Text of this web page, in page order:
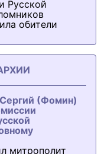
Русской
обители
(Фомин)
митрополит